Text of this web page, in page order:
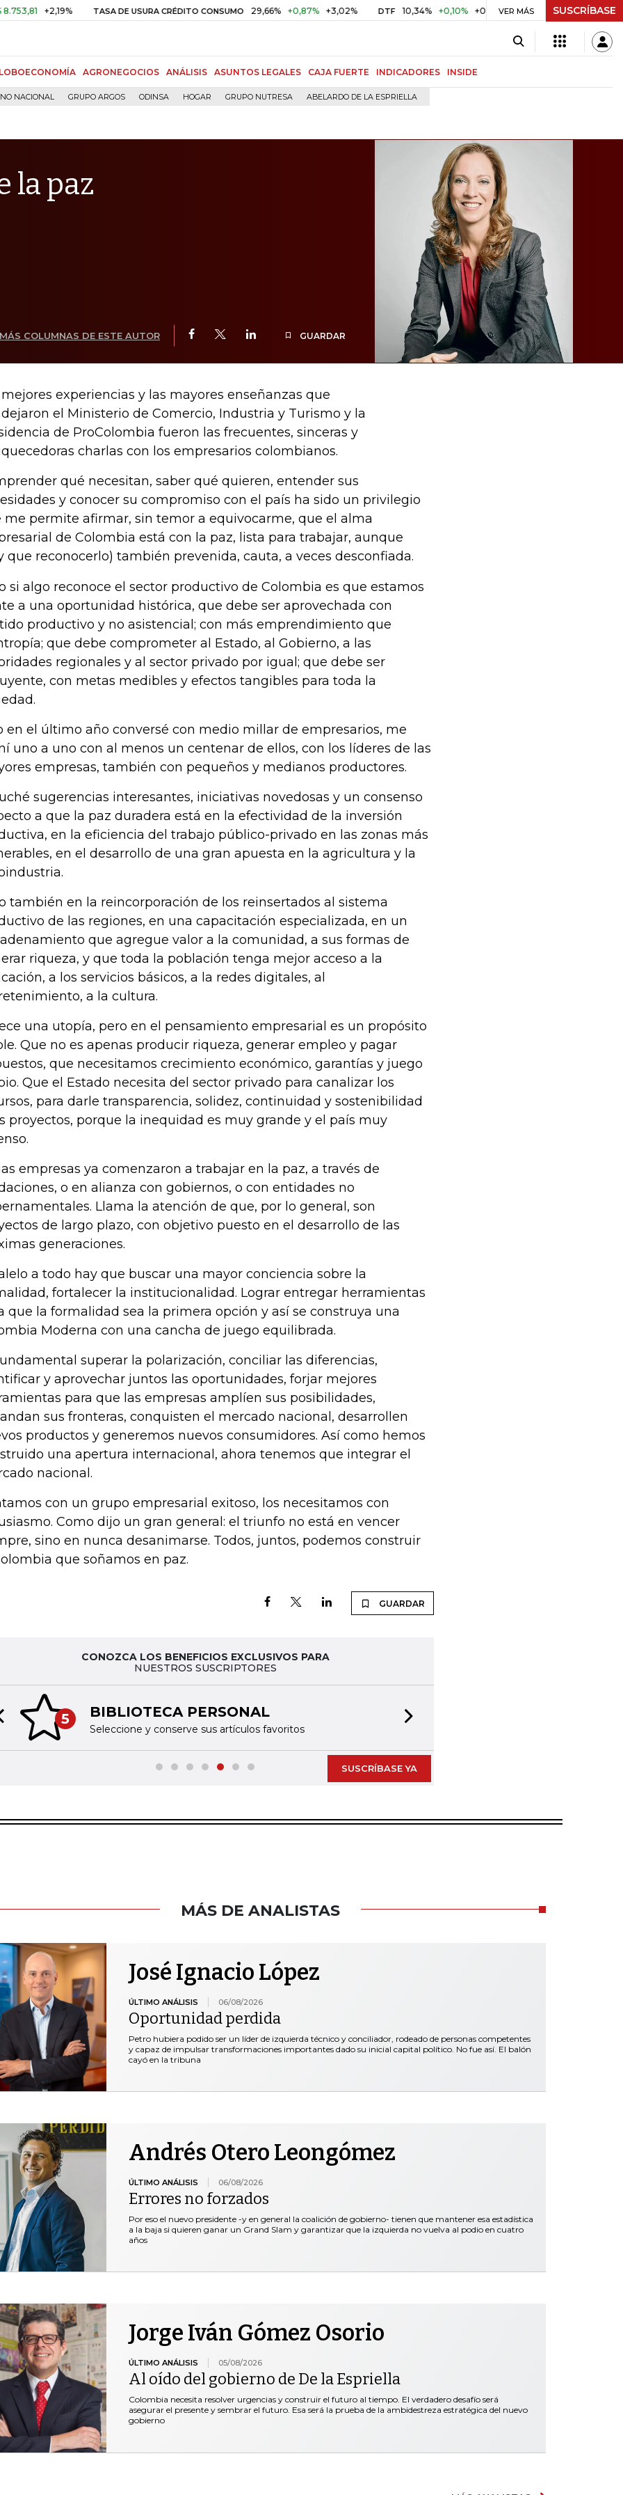
+2,19% TASA DE USURA CRÉDITO CONSUMO 29,66% +0,87% +3,02% DTF 10,34% +0,10% +0,98% UVR $ 416,96 +$ 0,05 +0,01%
VER MÁS SUSCRÍBASE
AGRONEGOCIOS ANÁLISIS ASUNTOS LEGALES CAJA FUERTE INDICADORES INSIDE
NACIONAL GRUPO ARGOS ODINSA HOGAR GRUPO NUTRESA ABELARDO DE LA ESPRIELLA
la paz
MÁS COLUMNAS DE ESTE AUTOR GUARDAR
mejores experiencias y las mayores enseñanzas que
el Ministerio de Comercio, Industria y Turismo y la
de ProColombia fueron las frecuentes, sinceras y
charlas con los empresarios colombianos.
qué necesitan, saber qué quieren, entender sus
y conocer su compromiso con el país ha sido un privilegio
me permite afirmar, sin temor a equivocarme, que el alma
de Colombia está con la paz, lista para trabajar, aunque
que reconocerlo) también prevenida, cauta, a veces desconfiada.
si algo reconoce el sector productivo de Colombia es que estamos
a una oportunidad histórica, que debe ser aprovechada con
productivo y no asistencial; con más emprendimiento que
que debe comprometer al Estado, al Gobierno, a las
regionales y al sector privado por igual; que debe ser
con metas medibles y efectos tangibles para toda la
en el último año conversé con medio millar de empresarios, me
uno a uno con al menos un centenar de ellos, con los líderes de las
empresas, también con pequeños y medianos productores.
sugerencias interesantes, iniciativas novedosas y un consenso
a que la paz duradera está en la efectividad de la inversión
en la eficiencia del trabajo público-privado en las zonas más
en el desarrollo de una gran apuesta en la agricultura y la
también en la reincorporación de los reinsertados al sistema
de las regiones, en una capacitación especializada, en un
que agregue valor a la comunidad, a sus formas de
riqueza, y que toda la población tenga mejor acceso a la
a los servicios básicos, a la redes digitales, al
a la cultura.
una utopía, pero en el pensamiento empresarial es un propósito
Que no es apenas producir riqueza, generar empleo y pagar
que necesitamos crecimiento económico, garantías y juego
Que el Estado necesita del sector privado para canalizar los
para darle transparencia, solidez, continuidad y sostenibilidad
proyectos, porque la inequidad es muy grande y el país muy
empresas ya comenzaron a trabajar en la paz, a través de
o en alianza con gobiernos, o con entidades no
Llama la atención de que, por lo general, son
de largo plazo, con objetivo puesto en el desarrollo de las
generaciones.
a todo hay que buscar una mayor conciencia sobre la
fortalecer la institucionalidad. Lograr entregar herramientas
que la formalidad sea la primera opción y así se construya una
Moderna con una cancha de juego equilibrada.
superar la polarización, conciliar las diferencias,
y aprovechar juntos las oportunidades, forjar mejores
para que las empresas amplíen sus posibilidades,
sus fronteras, conquisten el mercado nacional, desarrollen
productos y generemos nuevos consumidores. Así como hemos
una apertura internacional, ahora tenemos que integrar el
nacional.
con un grupo empresarial exitoso, los necesitamos con
Como dijo un gran general: el triunfo no está en vencer
sino en nunca desanimarse. Todos, juntos, podemos construir
que soñamos en paz.
GUARDAR
CONOZCA LOS BENEFICIOS EXCLUSIVOS PARA
NUESTROS SUSCRIPTORES
5 BIBLIOTECA PERSONAL
Seleccione y conserve sus artículos favoritos
slide
SUSCRÍBASE YA
MÁS DE ANALISTAS
José Ignacio López
ÚLTIMO ANÁLISIS 06/08/2026
Oportunidad perdida
Petro hubiera podido ser un líder de izquierda técnico y conciliador, rodeado de personas competentes
y capaz de impulsar transformaciones importantes dado su inicial capital político. No fue así. El balón
cayó en la tribuna
Andrés Otero Leongómez
ÚLTIMO ANÁLISIS 06/08/2026
Errores no forzados
Por eso el nuevo presidente -y en general la coalición de gobierno- tienen que mantener esa estadística
a la baja si quieren ganar un Grand Slam y garantizar que la izquierda no vuelva al podio en cuatro
años
Jorge Iván Gómez Osorio
ÚLTIMO ANÁLISIS 05/08/2026
Al oído del gobierno de De la Espriella
Colombia necesita resolver urgencias y construir el futuro al tiempo. El verdadero desafío será
asegurar el presente y sembrar el futuro. Esa será la prueba de la ambidestreza estratégica del nuevo
gobierno